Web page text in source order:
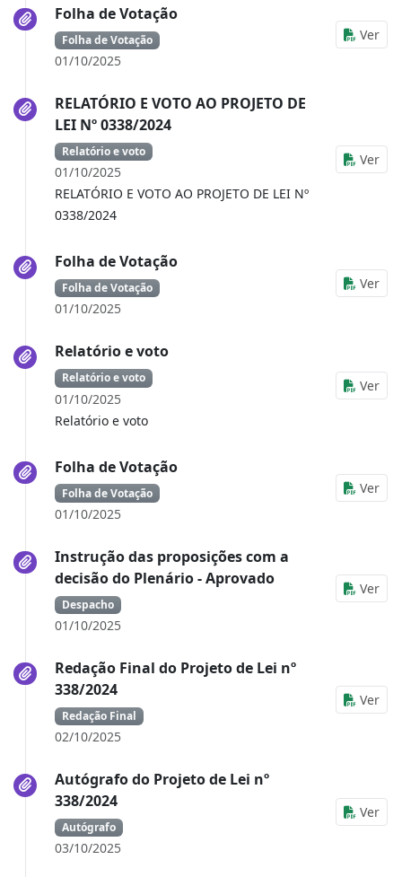
Folha de Votação
Folha de Votação
01/10/2025
Ver
RELATÓRIO E VOTO AO PROJETO DE
LEI Nº 0338/2024
Relatório e voto
01/10/2025
RELATÓRIO E VOTO AO PROJETO DE LEI Nº
0338/2024
Ver
Folha de Votação
Folha de Votação
01/10/2025
Ver
Relatório e voto
Relatório e voto
01/10/2025
Relatório e voto
Ver
Folha de Votação
Folha de Votação
01/10/2025
Ver
Instrução das proposições com a
decisão do Plenário - Aprovado
Despacho
01/10/2025
Ver
Redação Final do Projeto de Lei nº
338/2024
Redação Final
02/10/2025
Ver
Autógrafo do Projeto de Lei nº
338/2024
Autógrafo
03/10/2025
Ver